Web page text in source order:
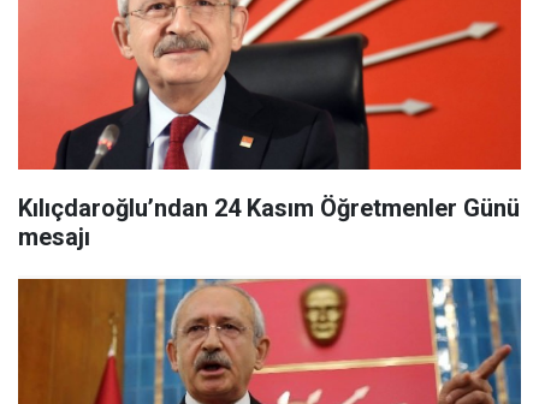
Kılıçdaroğlu’ndan 24 Kasım Öğretmenler Günü
mesajı